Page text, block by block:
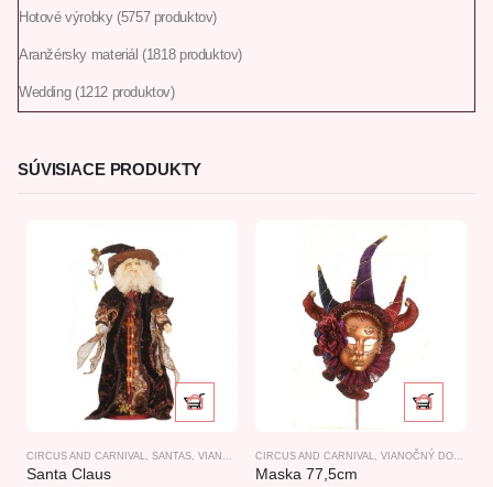
Hotové výrobky 5757 produktov
Aranžérsky materiál 1818 produktov
Wedding 1212 produktov
SÚVISIACE PRODUKTY
CIRCUS AND CARNIVAL SANTAS VIANOCE
Santa Claus
CIRCUS AND CARNIVAL VIANOČNÝ DOPLNKOVÝ TOVAR
Maska 77,5cm